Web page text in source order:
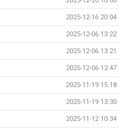
2025-12-16 20:04
2025-12-06 13:22
2025-12-06 13:21
2025-12-06 12:47
2025-11-19 15:18
2025-11-19 13:30
2025-11-12 10:34